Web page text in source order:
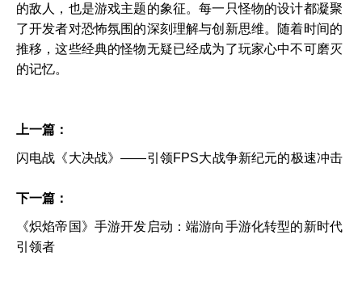
的敌人，也是游戏主题的象征。每一只怪物的设计都凝聚
了开发者对恐怖氛围的深刻理解与创新思维。随着时间的
推移，这些经典的怪物无疑已经成为了玩家心中不可磨灭
的记忆。
上一篇：
闪电战《大决战》——引领FPS大战争新纪元的极速冲击
下一篇：
《炽焰帝国》手游开发启动：端游向手游化转型的新时代
引领者